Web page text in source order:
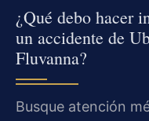
¿Qué debo hacer
un accidente de
Fluvanna?
Busque atención